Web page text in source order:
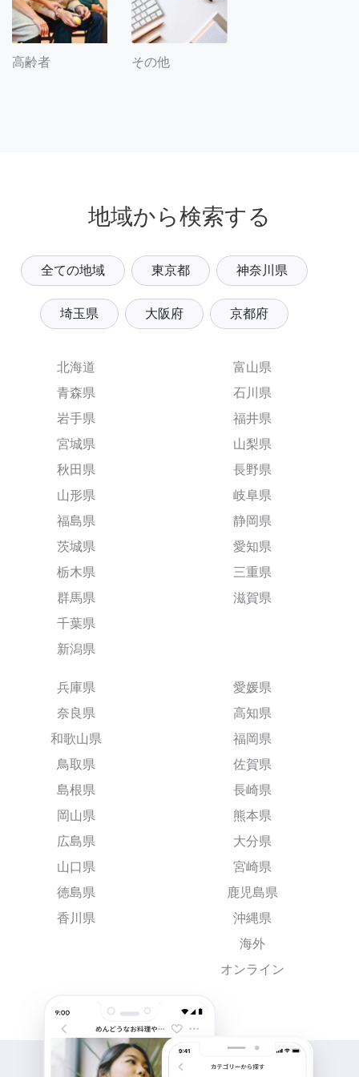
高齢者 その他
地域から検索する
全ての地域 東京都 神奈川県
埼玉県 大阪府 京都府
北海道
青森県
岩手県
宮城県
秋田県
山形県
福島県
茨城県
栃木県
群馬県
千葉県
新潟県
富山県
石川県
福井県
山梨県
長野県
岐阜県
静岡県
愛知県
三重県
滋賀県
兵庫県
奈良県
和歌山県
鳥取県
島根県
岡山県
広島県
山口県
徳島県
香川県
愛媛県
高知県
福岡県
佐賀県
長崎県
熊本県
大分県
宮崎県
鹿児島県
沖縄県
海外
オンライン